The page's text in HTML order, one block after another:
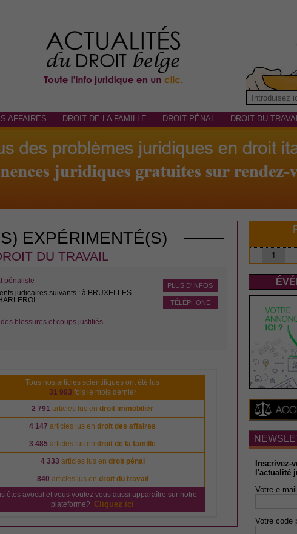
AFFAIRES DROIT DE LA FAMILLE DROIT PÉNAL DROIT DU
EXPÉRIMENTÉ(S)
DU TRAVAIL
PLUS D'INFOS
TÉLÉPHONE
pénaliste
judicaires suivants : à BRUXELLES -
blessures et coups justifiés
Tous nos articles scientifiques ont été lus
31 993 fois le mois dernier
2 791 articles lus endroit immobilier
4 147 articles lus endroit des affaires
3 485 articles lus endroit de la famille
4 333 articles lus en droit pénal
840 articles lus en droit du travail
êtes avocat et vous voulez vous aussi apparaître sur notre
plateforme? Cliquez ici
1
Inscrivez-
l'actualité
Votre e-
Votre code